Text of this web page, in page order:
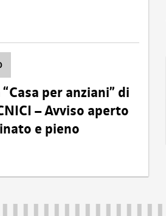
per anziani” di
– Avviso aperto
e pieno